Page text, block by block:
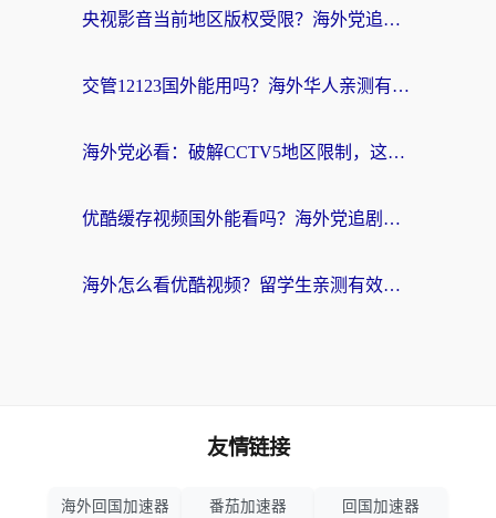
央视影音当前地区版权受限？海外党追剧看片的终极解决方案来了
交管12123国外能用吗？海外华人亲测有效的回国加速器选择指南
海外党必看：破解CCTV5地区限制，这样看欧洲杯奥运直播才够爽！
优酷缓存视频国外能看吗？海外党追剧看片的终极解决方案来了
海外怎么看优酷视频？留学生亲测有效的回国加速器选择指南
友情链接
海外回国加速器 番茄加速器 回国加速器